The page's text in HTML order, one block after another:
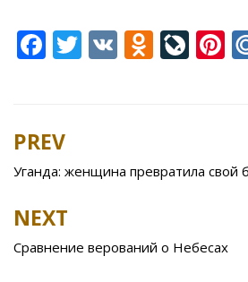
F
b
o
o
k
T V O
kl
as
ni
Li
u
r
al
Pi
st
Post
navigation
PREV
Уганда: женщина превратила свой
NEXT
Сравнение верований о Небесах